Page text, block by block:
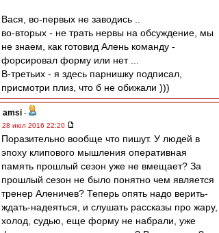
Вася, во-первых не заводись ..
во-вторых - не трать нервы на обсуждение, мы
не знаем, как готовид Алень команду -
форсировал форму или нет ...
В-третьих - я здесь парнишку подписал,
присмотри плиз, что б не обижали )))
amsi -
28 июл 2016 22:20
Поразительно вообще что пишут. У людей в
эпоху клипового мышления оперативная
память прошлый сезон уже не вмещает? За
прошлый сезон не было понятно чем является
тренер Аленичев? Теперь опять надо верить-
ждать-надеяться, и слушать рассказы про жару,
холод, судью, еще форму не набрали, уже